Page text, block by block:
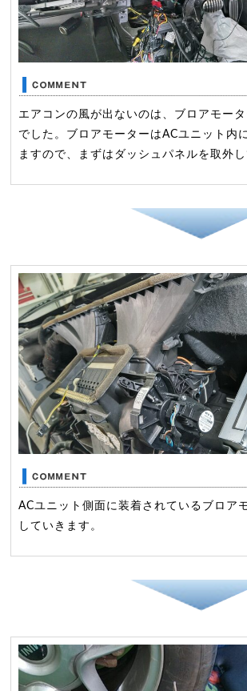
エアコンの風が出ないのは、ブロアモー
でした。ブロアモーターはACユニット内
ますので、まずはダッシュパネルを取外し
ACユニット側面に装着されているブロア
していきます。